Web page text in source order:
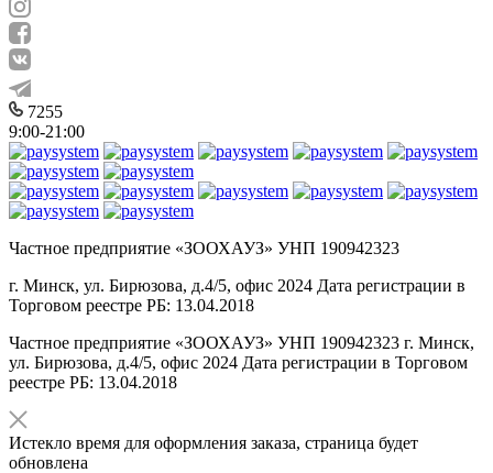
7255
9:00-21:00
Частное предприятие «ЗООХАУЗ» УНП 190942323
г. Минск, ул. Бирюзова, д.4/5, офис 2024 Дата регистрации в
Торговом реестре РБ: 13.04.2018
Частное предприятие «ЗООХАУЗ» УНП 190942323 г. Минск,
ул. Бирюзова, д.4/5, офис 2024 Дата регистрации в Торговом
реестре РБ: 13.04.2018
Истекло время для оформления заказа, страница будет
обновлена